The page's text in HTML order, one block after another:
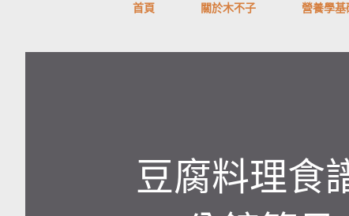
首頁
關於木不子 營養學基
豆腐料理食